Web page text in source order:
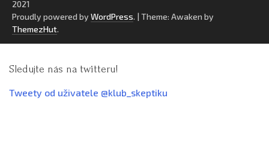
2021
Proudly powered by WordPress. | Theme: Awaken by
ThemezHut.
Sledujte nás na twitteru!
Tweety od uživatele @klub_skeptiku